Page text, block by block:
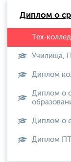
Диплом о
Училища,
Диплом
Диплом о
Диплом о
Диплом